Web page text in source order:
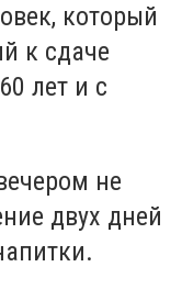
который
к сдаче
лет и с
не
двух дней